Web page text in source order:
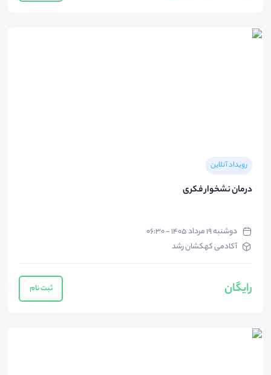
رویداد آنلاین
درمان نشخوار فکری
دوشنبه ۱۹ مرداد ۱۴۰۵ - ۰۶:۳۰
آکادمی کهکشان رشد
رایگان ثبت نام